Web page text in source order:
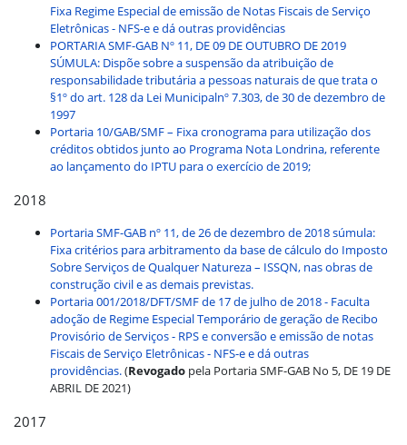
Fixa Regime Especial de emissão de Notas Fiscais de Serviço
Eletrônicas - NFS-e e dá outras providências
PORTARIA SMF-GAB Nº 11, DE 09 DE OUTUBRO DE 2019
SÚMULA: Dispõe sobre a suspensão da atribuição de
responsabilidade tributária a pessoas naturais de que trata o
§1º do art. 128 da Lei Municipalnº 7.303, de 30 de dezembro de
1997
Portaria 10/GAB/SMF – Fixa cronograma para utilização dos
créditos obtidos junto ao Programa Nota Londrina, referente
ao lançamento do IPTU para o exercício de 2019;
2018
Portaria SMF-GAB nº 11, de 26 de dezembro de 2018 súmula:
Fixa critérios para arbitramento da base de cálculo do Imposto
Sobre Serviços de Qualquer Natureza – ISSQN, nas obras de
construção civil e as demais previstas.
Portaria 001/2018/DFT/SMF de 17 de julho de 2018 - Faculta
adoção de Regime Especial Temporário de geração de Recibo
Provisório de Serviços - RPS e conversão e emissão de notas
Fiscais de Serviço Eletrônicas - NFS-e e dá outras
providências.(Revogado pela Portaria SMF-GAB No 5, DE 19 DE
ABRIL DE 2021)
2017